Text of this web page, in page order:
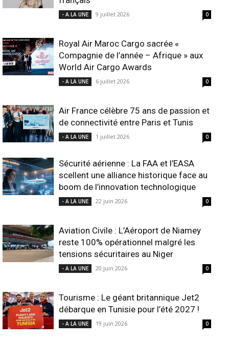
- A LA UNE 9 juillet 2026 0
Royal Air Maroc Cargo sacrée «
Compagnie de l’année – Afrique » aux
World Air Cargo Awards
- A LA UNE 6 juillet 2026 0
Air France célèbre 75 ans de passion et
de connectivité entre Paris et Tunis
- A LA UNE 1 juillet 2026 0
Sécurité aérienne : La FAA et l’EASA
scellent une alliance historique face au
boom de l’innovation technologique
- A LA UNE 22 juin 2026 0
Aviation Civile : L’Aéroport de Niamey
reste 100% opérationnel malgré les
tensions sécuritaires au Niger
- A LA UNE 20 juin 2026 0
Tourisme : Le géant britannique Jet2
débarque en Tunisie pour l’été 2027 !
- A LA UNE 19 juin 2026 0